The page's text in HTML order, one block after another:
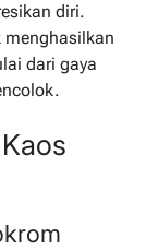
diri.
menghasilkan
dari gaya